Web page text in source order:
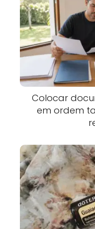
Colocar
em ordem